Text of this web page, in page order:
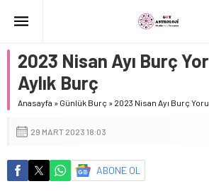
2023 Nisan Ayı Burç
Aylık Burç
Anasayfa » Günlük Burç » 2023 Nisan Ayı Burç
29 MART 2023 18:03
ABONE OL